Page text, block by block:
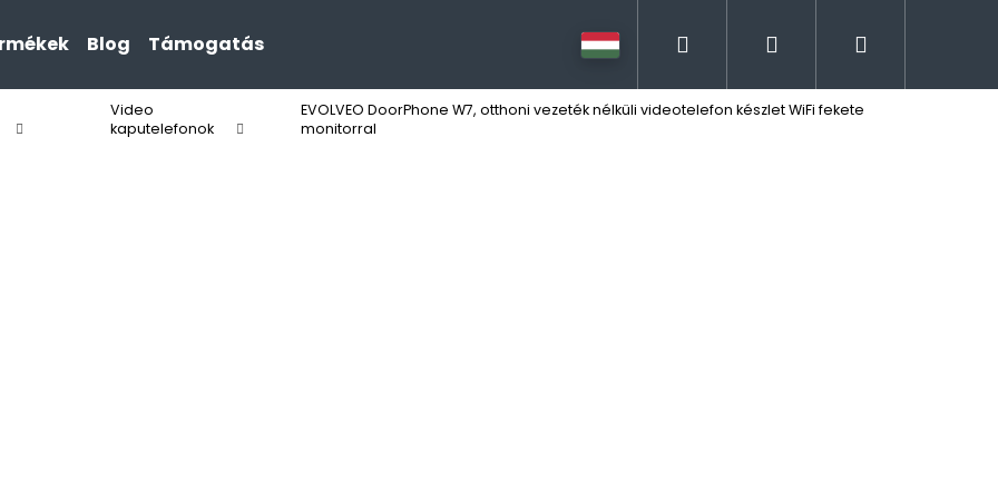
Blog Támogatás Keresés Bejelentkezés
Video
kaputelefonok
EVOLVEO DoorPhone W7, otthoni vezeték nélküli videotelefon készlet WiFi fekete
monitorral
Mit keres?